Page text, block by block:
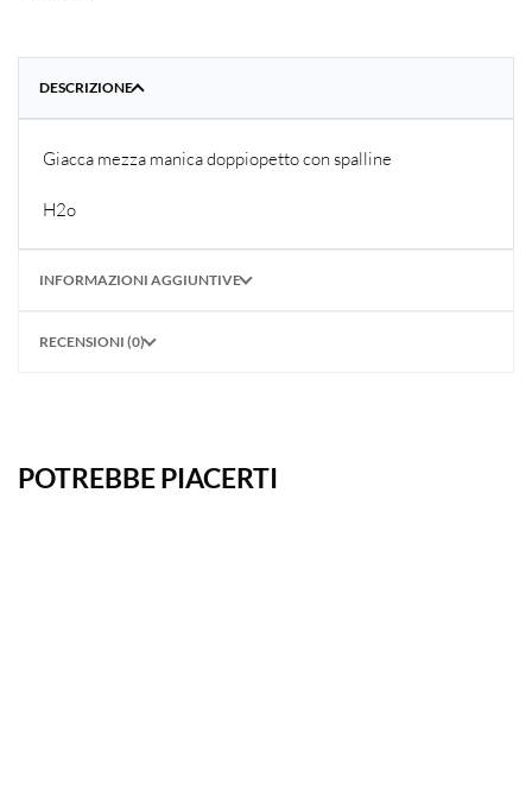
DESCRIZIONE
Giacca mezza manica doppiopetto con spalline
H2o
INFORMAZIONI AGGIUNTIVE
RECENSIONI (0)
POTREBBE PIACERTI